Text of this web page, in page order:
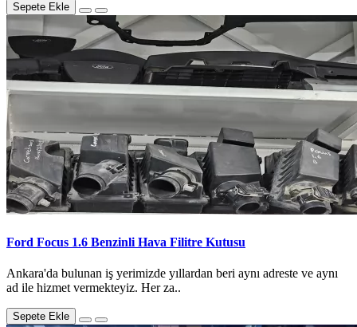
Sepete Ekle
Ford Focus 1.6 Benzinli Hava Filitre Kutusu
Ankara'da bulunan iş yerimizde yıllardan beri aynı adreste ve aynı
ad ile hizmet vermekteyiz. Her za..
Sepete Ekle